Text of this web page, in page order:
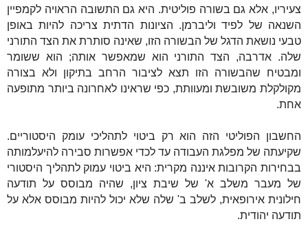
צעיריו, אלא גם בשורה פוליטית. היא גם התשובה הראויה לקמפיין
השנאה של לפיד וליברמן. הציונות הדתית צריכה להיות באופן
טבעי נושאת הדגל של הבשורה הזו, שאינה סותרת את הצד התורני
שלה. אדרבה, הצד התורני הוא שמאפשר אותה; הוא ששומר
ומבטיח שהבשורה הזו תצא לציבור הרחב בתיקון ולא בצורה
מקולקלת משובשת ומעוותת, כפי שראינו לאחרונה ביותר מתופעה
אחת.
החשבון הפוליטי הזה הוא רק ביטוי לתהליכי עומק היסטוריים.
שקיעתה של מפלגת העבודה עד לכדי אפשרות סבירה להיעלמותה
בבחירות הקרובות איננה מקרית: היא ביטוי עמוק לתהליך היסטורי
של מעבר משלב א' של שיבת ציון, שהיה מבוסס על תודעה
חילונית אירופאית, לשלב ב' שלה שלא יכול להיות מבוסס אלא על
תודעה יהודית.